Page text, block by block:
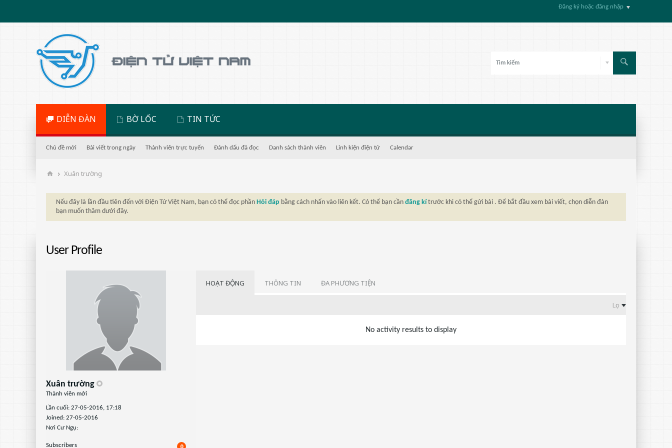
Đăng ký hoặc đăng nhập
DIỄN ĐÀN BỜ LỐC TIN TỨC
Chủ đề mới Bài viết trong ngày Thành viên trực tuyến Đánh dấu đã đọc Danh sách thành viên Linh kiện điện tử Calendar
Xuân trường
Nếu đây là lần đầu tiên đến với Điện Tử Việt Nam, bạn có thể đọc phần Hỏi đáp bằng cách nhấn vào liên kết. Có thể bạn cần đăng kí trước khi có thể gửi bài . Để bắt đầu xem bài viết, chọn diễn đàn
bạn muốn thăm dưới đây.
User Profile
Xuân trường
Thành viên mới
Lần cuối: 27-05-2016, 17:18
Joined: 27-05-2016
Nơi Cư Ngụ:
Subscribers 0
HOẠT ĐỘNG THÔNG TIN ĐA PHƯƠNG TIỆN
Lọc
No activity results to display